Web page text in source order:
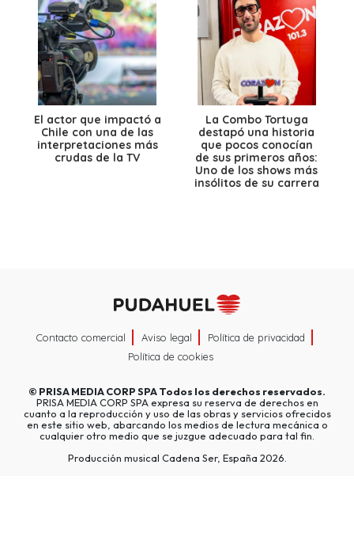
El actor que impactó a
Chile con una de las
interpretaciones más
crudas de la TV
La Combo Tortuga
destapó una historia
que pocos conocían
de sus primeros años:
Uno de los shows más
insólitos de su carrera
Contacto comercial Aviso legal
Política de privacidad
Política de cookies
© PRISA MEDIA CORP SPATodos los derechos reservados.
PRISA MEDIA CORP SPA expresa su reserva de derechos en
cuanto a la reproducción y uso de las obras y servicios ofrecidos
en este sitio web, abarcando los medios de lectura mecánica o
cualquier otro medio que se juzgue adecuado para tal fin.
Producción musical Cadena Ser, España 2026.